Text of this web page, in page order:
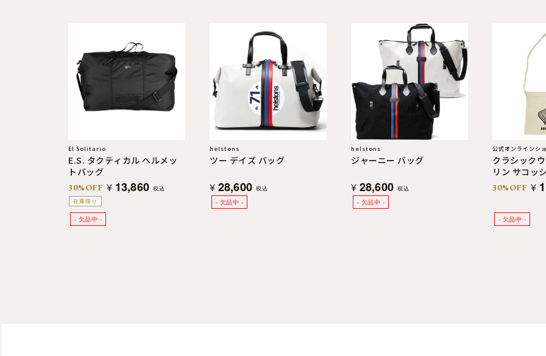
在庫限り
El Solitario
E.S. タクティカル ヘルメッ
トバッグ
30%OFF ¥ 13,860 税込
helstons
ツー デイズ バッグ
¥ 28,600 税込
helstons
ジャーニー バッグ
¥ 28,600 税込
公式オンラインシ
クラシック
リン サコッ
30%OFF ¥